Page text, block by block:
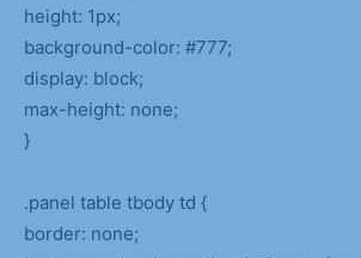
height: 1px;
background-color: #777;
display: block;
max-height: none;
}
.panel table tbody td {
border: none;